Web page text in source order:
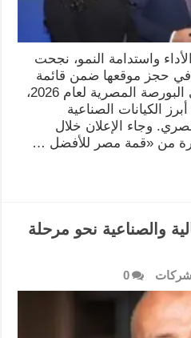
واستدامة النمو، نجحت
حجز موقعها ضمن قائمة
أقوى 100 شركة مدرجة في البورصة المصرية لعام 2026،
الكيانات الصناعية
وجاء الإعلان خلال
من «قمة مصر للأفضل …
والصناعية نحو مرحلة
شركات 0